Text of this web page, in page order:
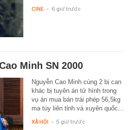
CINE - 6 giờ trước
Minh SN 2000
Nguyễn Cao Minh cùng 2 bị can
khác bị tuyên án tử hình trong
vụ án mua bán trái phép 56,5kg
ma túy liên tỉnh và xuyên quốc…
XÃ HỘI - 5 giờ trước